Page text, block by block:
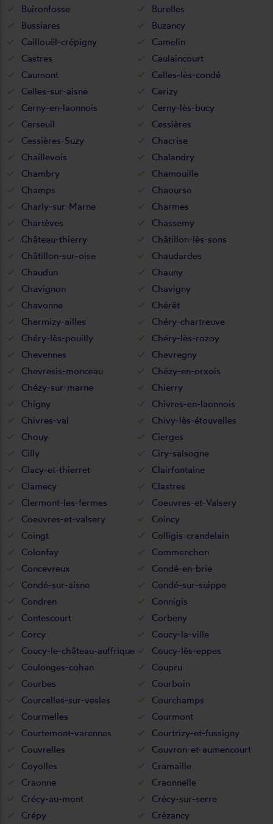
Buironfosse
Burelles
Bussiares
Buzancy
Caillouël-crépigny
Camelin
Castres
Caulaincourt
Caumont
Celles-lès-condé
Celles-sur-aisne
Cerizy
Cerny-en-laonnois
Cerny-lès-bucy
Cerseuil
Cessières
Cessières-Suzy
Chacrise
Chaillevois
Chalandry
Chambry
Chamouille
Champs
Chaourse
Charly-sur-Marne
Charmes
Chartèves
Chassemy
Château-thierry
Châtillon-lès-sons
Châtillon-sur-oise
Chaudardes
Chaudun
Chauny
Chavignon
Chavigny
Chavonne
Chérêt
Chermizy-ailles
Chéry-chartreuve
Chéry-lès-pouilly
Chéry-lès-rozoy
Chevennes
Chevregny
Chevresis-monceau
Chézy-en-orxois
Chézy-sur-marne
Chierry
Chigny
Chivres-en-laonnois
Chivres-val
Chivy-lès-étouvelles
Chouy
Cierges
Cilly
Ciry-salsogne
Clacy-et-thierret
Clairfontaine
Clamecy
Clastres
Clermont-les-fermes
Coeuvres-et-Valsery
Coeuvres-et-valsery
Coincy
Coingt
Colligis-crandelain
Colonfay
Commenchon
Concevreux
Condé-en-brie
Condé-sur-aisne
Condé-sur-suippe
Condren
Connigis
Contescourt
Corbeny
Corcy
Coucy-la-ville
Coucy-le-château-auffrique
Coucy-lès-eppes
Coulonges-cohan
Coupru
Courbes
Courboin
Courcelles-sur-vesles
Courchamps
Courmelles
Courmont
Courtemont-varennes
Courtrizy-et-fussigny
Couvrelles
Couvron-et-aumencourt
Coyolles
Cramaille
Craonne
Craonnelle
Crécy-au-mont
Crécy-sur-serre
Crépy
Crézancy